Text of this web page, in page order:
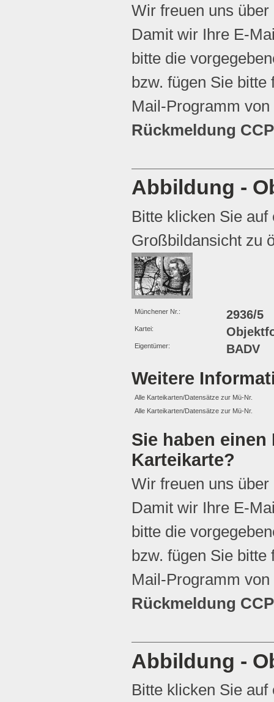
Wir freuen uns
Damit wir Ihre E-
bitte die
bzw. fügen Sie
Mail-Programm
Rückmeldung
Abbildung -
Bitte klicken Sie
Großbildansicht zu
Münchener Nr.: 2936/5
Kartei:
Eigentümer: BADV
Weitere
Alle Karteikarten/Datensätze zur Mü-Nr.
Alle Karteikarten/Datensätze zur Mü-Nr.
Sie haben
Karteikarte?
Wir freuen uns
Damit wir Ihre E-
bitte die
bzw. fügen Sie
Mail-Programm
Rückmeldung
Abbildung -
Bitte klicken Sie